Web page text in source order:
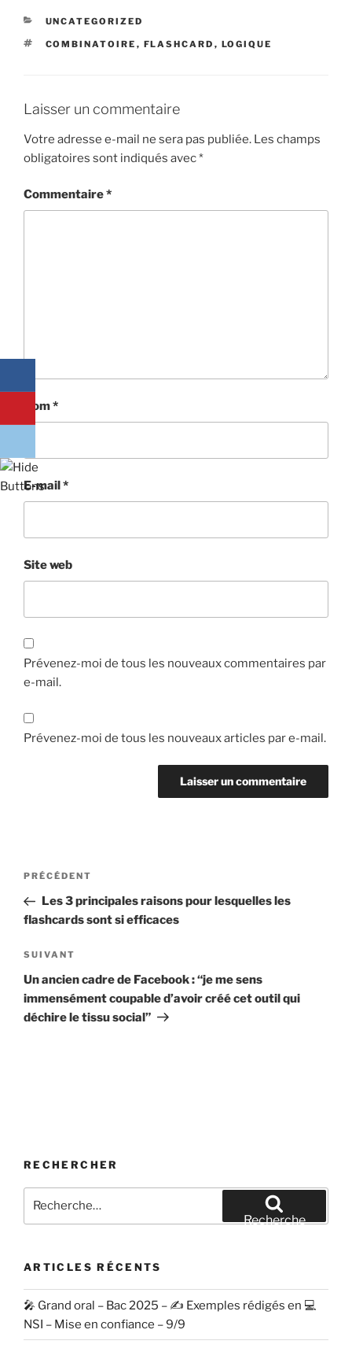
CATÉGORIES
UNCATEGORIZED
ÉTIQUETTES
COMBINATOIRE , FLASHCARD , LOGIQUE
Laisser un commentaire
Votre adresse e-mail ne sera pas publiée. Les champs
obligatoires sont indiqués avec*
Commentaire*
Nom*
E-mail*
Site web
Prévenez-moi de tous les nouveaux commentaires par
e-mail.
Prévenez-moi de tous les nouveaux articles par e-mail.
Navigation
l’article
Article
précédent
PRÉCÉDENT
Les 3 principales raisons pour lesquelles les
flashcards sont si efficaces
Article
suivant
SUIVANT
Un ancien cadre de Facebook : “je me sens
immensément coupable d’avoir créé cet outil qui
déchire le tissu social”
RECHERCHER
pour
Recherche
ARTICLES RÉCENTS
🎤 Grand oral – Bac 2025 – ✍️ Exemples rédigés en 💻
NSI – Mise en confiance – 9/9